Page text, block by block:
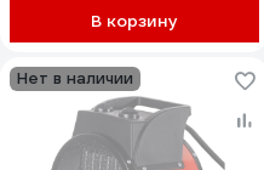
В корзину
Нет в наличии